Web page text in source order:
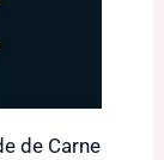
de Carne